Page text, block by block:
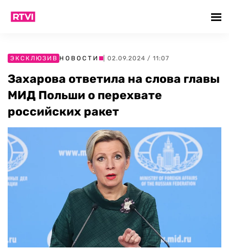
ЭКСКЛЮЗИВ НОВОСТИ | 02.09.2024 / 11:07
Захарова ответила на слова главы
МИД Польши о перехвате
российских ракет